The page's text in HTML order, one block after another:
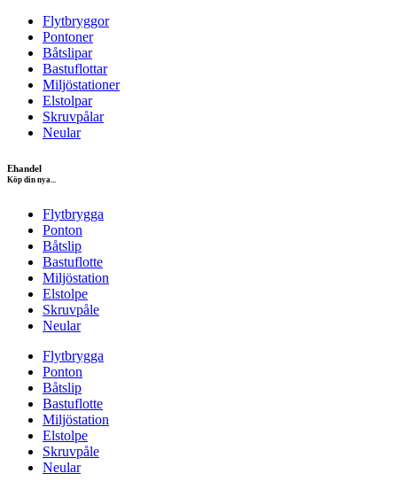
Flytbryggor
Pontoner
Båtslipar
Bastuflottar
Miljöstationer
Elstolpar
Skruvpålar
Neular
Ehandel
Köp din nya...
Flytbrygga
Ponton
Båtslip
Bastuflotte
Miljöstation
Elstolpe
Skruvpåle
Neular
Flytbrygga
Ponton
Båtslip
Bastuflotte
Miljöstation
Elstolpe
Skruvpåle
Neular